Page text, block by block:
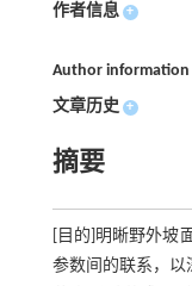
作者信息 +
Author information
文章历史 +
摘要
[目的]明晰野外坡
参数间的联系，